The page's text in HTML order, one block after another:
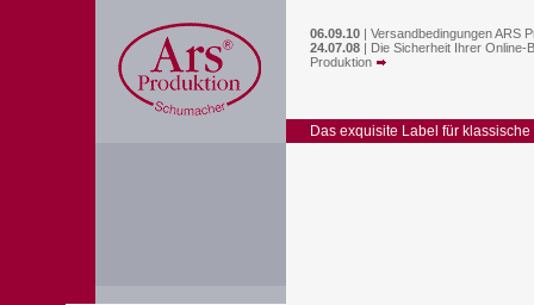
06.09.10 | Versandbedingungen ARS
24.07.08 | Die Sicherheit Ihrer Online-
Produktion
Das exquisite Label für klassische